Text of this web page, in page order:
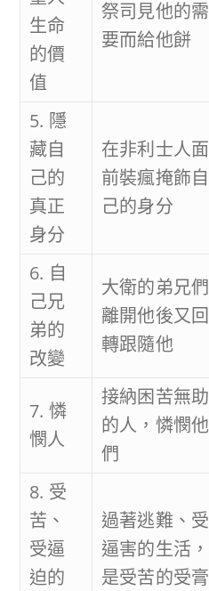
生命
的價
值
祭司見他的需
要而給他餅
5. 隱
藏自
己的
真正
身分
在非利士人面
前裝瘋掩飾自
己的身分
6. 自
己兄
弟的
改變
大衛的弟兄們
離開他後又回
轉跟隨他
7. 憐
憫人
接納困苦無助
的人，憐憫他
們
8. 受
苦、
受逼
迫的
過著逃難、受
逼害的生活，
是受苦的受膏